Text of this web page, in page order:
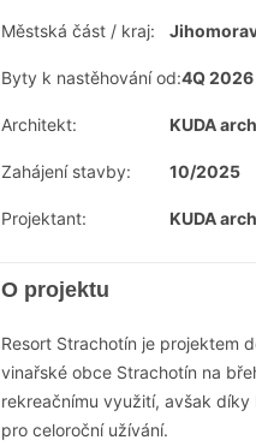
Městská část / kraj:
Byty k nastěhování od:4Q 2026
Architekt: KUDA
Zahájení stavby: 10/2025
Projektant: KUDA
O projektu
Resort Strachotín je projektem
vinařské obce Strachotín na
rekreačnímu využití, avšak
pro celoroční užívání.